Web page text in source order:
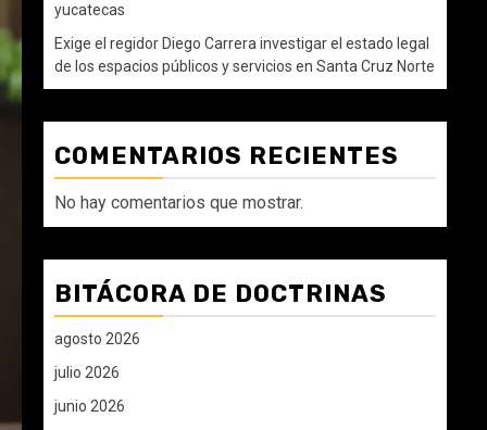
yucatecas
Exige el regidor Diego Carrera investigar el estado legal
de los espacios públicos y servicios en Santa Cruz Norte
COMENTARIOS RECIENTES
No hay comentarios que mostrar.
BITÁCORA DE DOCTRINAS
agosto 2026
julio 2026
junio 2026